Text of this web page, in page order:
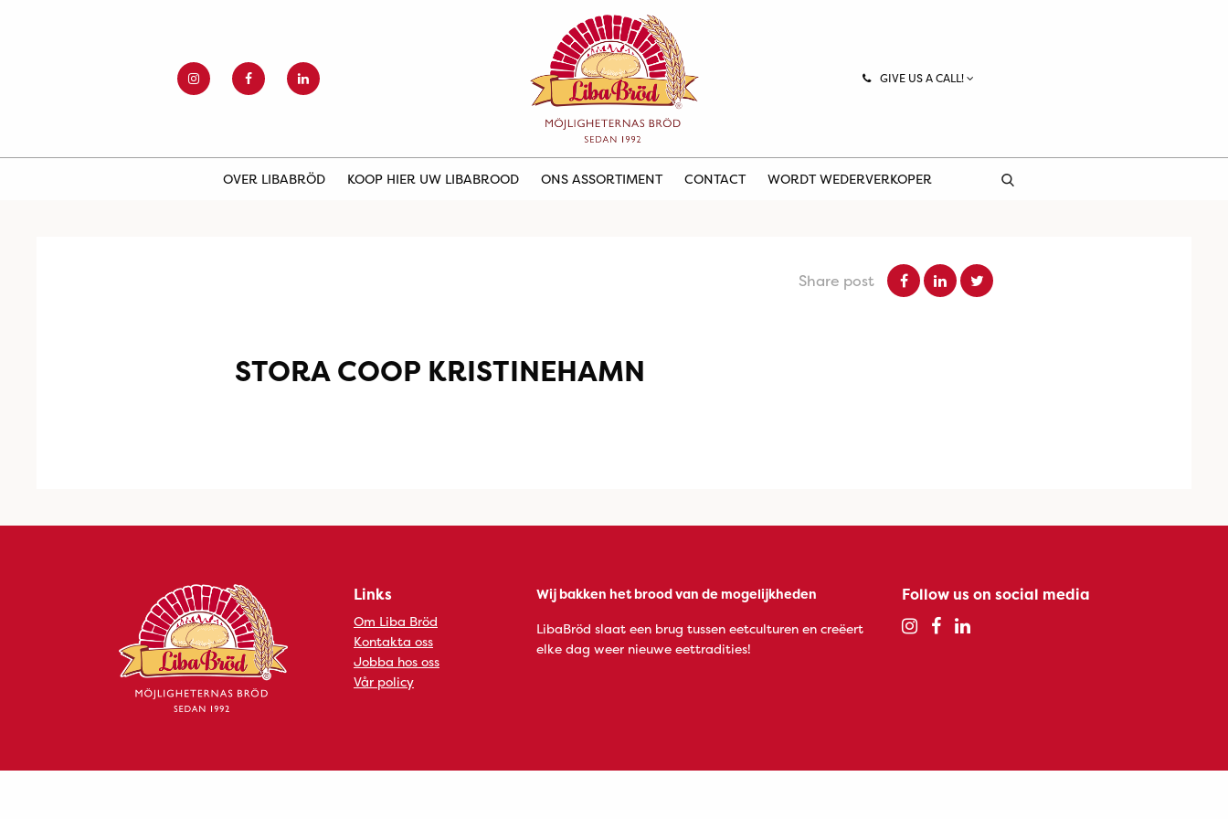
GIVE US A CALL!
OVER LIBABRÖD KOOP HIER UW LIBABROOD ONS ASSORTIMENT CONTACT WORDT WEDERVERKOPER
Share post
STORA COOP KRISTINEHAMN
Links
Om Liba Bröd
Kontakta oss
Jobba hos oss
Vår policy
Wij bakken het brood van de mogelijkheden
LibaBröd slaat een brug tussen eetculturen en creëert
elke dag weer nieuwe eettradities!
Follow us on social media